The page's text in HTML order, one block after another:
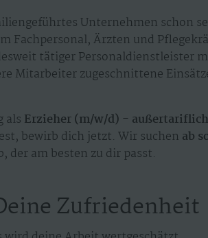
Unternehmen schon
Fachpersonal, Ärzten und
tätiger Personaldienstleister
Mitarbeiter zugeschnittene
als Erzieher (m/w/d) -
bewirb dich jetzt. Wir suchen ab
der am besten zu dir passt.
Zufriedenheit